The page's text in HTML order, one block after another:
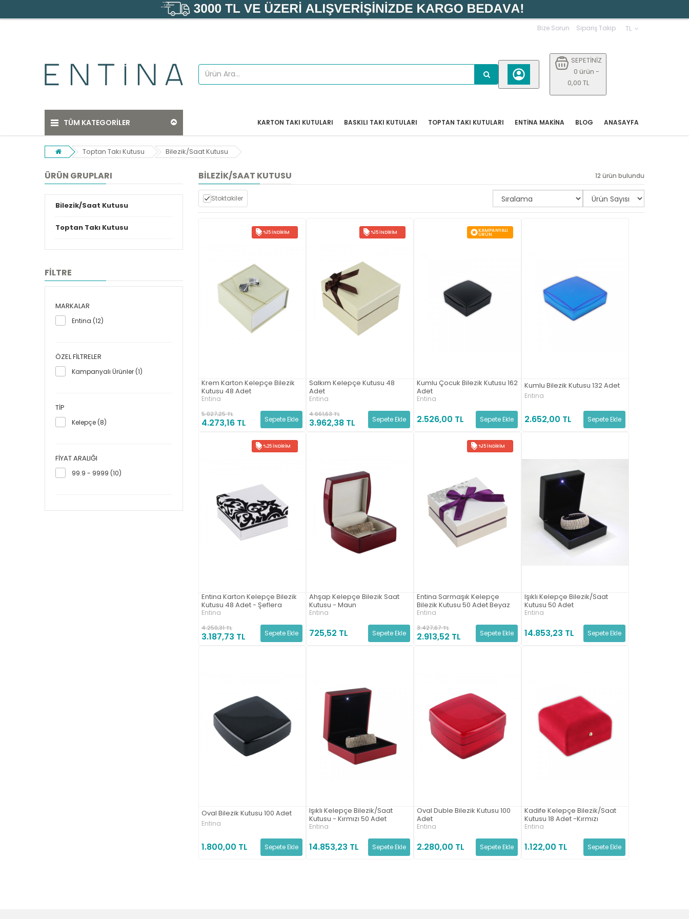
Bize Sorun Sipariş Takip TL
SEPETİNİZ
0 ürün -
0,00 TL
TÜM KATEGORİLER ANASAYFA
BLOG
ENTİNA MAKİNA
TOPTAN TAKI KUTULARI
BASKILI TAKI KUTULARI
KARTON TAKI KUTULARI
Toptan Takı Kutusu Bilezik/Saat Kutusu
ÜRÜN GRUPLARI
Bilezik/Saat Kutusu
Toptan Takı Kutusu
FİLTRE
MARKALAR
Entina (12)
ÖZEL FILTRELER
Kampanyalı Ürünler (1)
TIP
Kelepçe (8)
FIYAT ARALIĞI
99.9 - 9999 (10)
BILEZIK/SAAT KUTUSU 12 ürün bulundu
Stoktakiler
%15 İNDIRIM
Krem Karton Kelepçe Bilezik
Kutusu 48 Adet
Entina
5.027,25 TL
4.273,16 TL Sepete Ekle
%15 İNDIRIM
Salkım Kelepçe Kutusu 48
Adet
Entina
4.661,63 TL
3.962,38 TL Sepete Ekle
KAMPANYALI
ÜRÜN
Kumlu Çocuk Bilezik Kutusu 162
Adet
Entina
2.526,00 TL Sepete Ekle
Kumlu Bilezik Kutusu 132 Adet
Entina
2.652,00 TL Sepete Ekle
%25 İNDIRIM
Entina Karton Kelepçe Bilezik
Kutusu 48 Adet - Şeflera
Entina
4.250,31 TL
3.187,73 TL Sepete Ekle
Ahşap Kelepçe Bilezik Saat
Kutusu - Maun
Entina
725,52 TL Sepete Ekle
%15 İNDIRIM
Entina Sarmaşık Kelepçe
Bilezik Kutusu 50 Adet Beyaz
Entina
3.427,67 TL
2.913,52 TL Sepete Ekle
Işıklı Kelepçe Bilezik/Saat
Kutusu 50 Adet
Entina
14.853,23 TL Sepete Ekle
Oval Bilezik Kutusu 100 Adet
Entina
1.800,00 TL Sepete Ekle
Işıklı Kelepçe Bilezik/Saat
Kutusu - Kırmızı 50 Adet
Entina
14.853,23 TL Sepete Ekle
Oval Duble Bilezik Kutusu 100
Adet
Entina
2.280,00 TL Sepete Ekle
Kadife Kelepçe Bilezik/Saat
Kutusu 18 Adet -Kırmızı
Entina
1.122,00 TL Sepete Ekle